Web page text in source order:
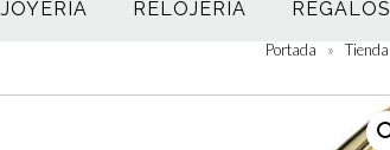
JOYERÍA RELOJERÍA REGALOS
Portada » Tienda